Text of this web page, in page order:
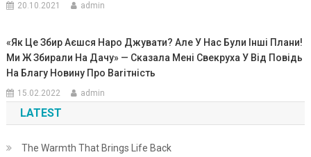
20.10.2021 admin
«Як Це Збир Аєшся Наро Джувати? Але У Нас Були Інші Плани!
Ми Ж Збирали На Дачу» — Сказала Мені Свекруха У Від Повідь
На Благу Новину Про Ваrітність
15.02.2022 admin
LATEST
The Warmth That Brings Life Back